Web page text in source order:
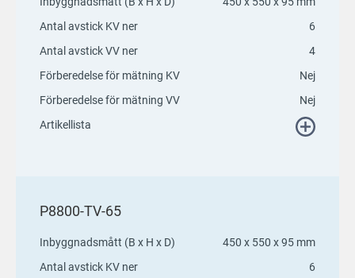
Antal avstick KV ner
6
Antal avstick VV ner
4
Förberedelse för mätning KV
Nej
Förberedelse för mätning VV
Nej
Artikellista
P8800-TV-65
Inbyggnadsmått (B x H x D)
450 x 550 x 95 mm
Antal avstick KV ner
6